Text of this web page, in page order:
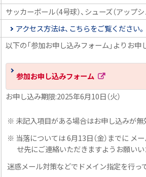
サッカーボール（4号球）、シューズ（アッ
アクセス方法は、こちらをご覧ください。
以下の「参加お申し込みフォーム」よりお申
参加お申し込みフォーム
お申し込み期限:2025年6月10日（火）
※ 未記入項目がある場合はお申し込みが無
※ 当落については 6月13日（金）までに メ
せ先にご連絡いただきますようお願いい
迷惑メール対策などでドメイン指定を行っ